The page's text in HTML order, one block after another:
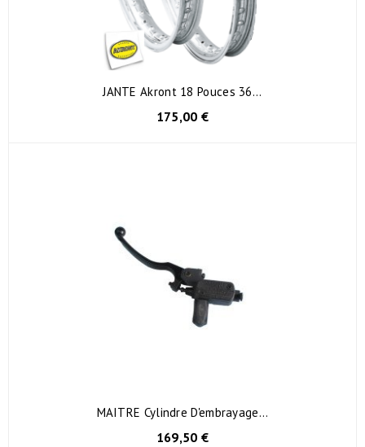
JANTE Akront 18 Pouces 36...
175,00 €
MAITRE Cylindre D'embrayage...
169,50 €